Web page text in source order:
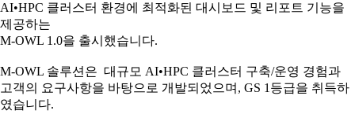
AI•HPC 클러스터 환경에 최적화된 대시보드 및 리포트 기능을
제공하는
M-OWL 1.0을 출시했습니다.
M-OWL 솔루션은 대규모 AI•HPC 클러스터 구축/운영 경험과
고객의 요구사항을 바탕으로 개발되었으며, GS 1등급을 취득하
였습니다.